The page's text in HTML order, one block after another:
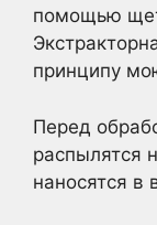
помощью
принципу
Перед
распылятся
наносятся в